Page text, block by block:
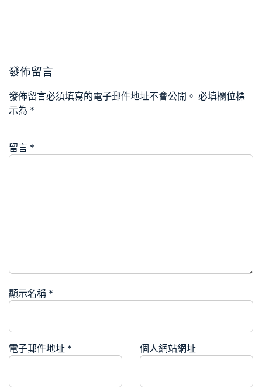
發佈留言
發佈留言必須填寫的電子郵件地址不會公開。 必填欄位標
示為 *
留言 *
顯示名稱 *
電子郵件地址 * 個人網站網址